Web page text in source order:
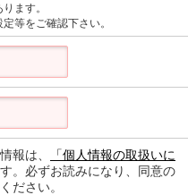
ます。
等をご確認下さい。
報は、
「個人情報の取扱いに
。必ずお読みになり、同意の
ださい。